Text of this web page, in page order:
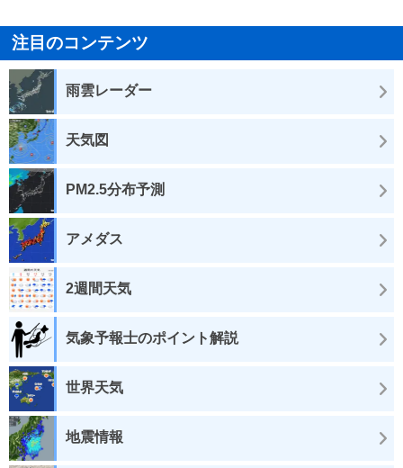
注目のコンテンツ
雨雲レーダー
天気図
PM2.5分布予測
アメダス
2週間天気
気象予報士のポイント解説
世界天気
地震情報